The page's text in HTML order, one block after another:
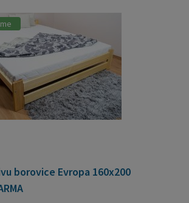
borovice Evropa 160x200